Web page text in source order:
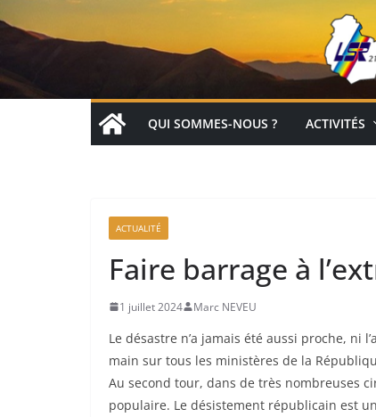
QUI SOMMES-NOUS ? ACTIVITÉS
ACTUALITÉ
Faire barrage à
1 juillet 2024 Marc NEVEU
Le désastre n’a jamais été aussi proche, ni
main sur tous les ministères de la
Au second tour, dans de très nombreuses
populaire. Le désistement républicain est